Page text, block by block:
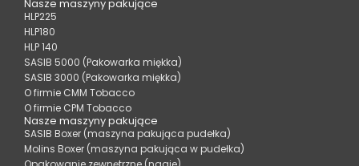
Nasze maszyny pakujące
HLP225
HLP180
HLP 140
SASIB 5000 (Pakowarka miękka)
SASIB 3000 (Pakowarka miękka)
O firmie CMM Tobacco
O firmie CPM Tobacco
Nasze maszyny pakujące
SASIB Boxer (maszyna pakująca pudełka)
Molins Boxer (maszyna pakująca w pudełka)